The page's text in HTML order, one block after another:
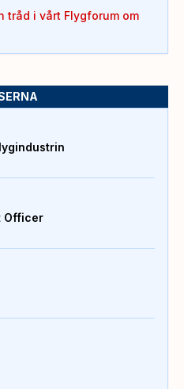
tråd i vårt Flygforum om
Officer